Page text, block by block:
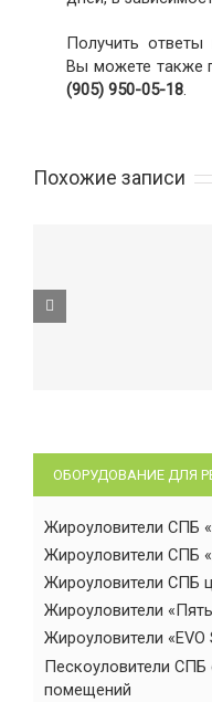
Получить
Вы можете также
(905) 950-05-18.
Похожие записи
ОБОРУДОВАНИЕ ДЛЯ
Жироуловители СПБ
Жироуловители СПБ
Жироуловители СПБ
Жироуловители
Жироуловители «EVO
Пескоуловители СПБ
помещений